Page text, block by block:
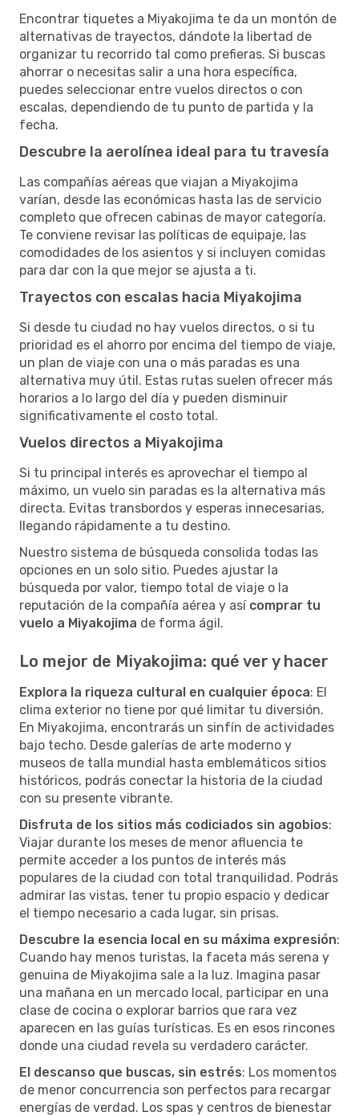
Encontrar tiquetes a Miyakojima te da un montón de
alternativas de trayectos, dándote la libertad de
organizar tu recorrido tal como prefieras. Si buscas
ahorrar o necesitas salir a una hora específica,
puedes seleccionar entre vuelos directos o con
escalas, dependiendo de tu punto de partida y la
fecha.
Descubre la aerolínea ideal para tu travesía
Las compañías aéreas que viajan a Miyakojima
varían, desde las económicas hasta las de servicio
completo que ofrecen cabinas de mayor categoría.
Te conviene revisar las políticas de equipaje, las
comodidades de los asientos y si incluyen comidas
para dar con la que mejor se ajusta a ti.
Trayectos con escalas hacia Miyakojima
Si desde tu ciudad no hay vuelos directos, o si tu
prioridad es el ahorro por encima del tiempo de viaje,
un plan de viaje con una o más paradas es una
alternativa muy útil. Estas rutas suelen ofrecer más
horarios a lo largo del día y pueden disminuir
significativamente el costo total.
Vuelos directos a Miyakojima
Si tu principal interés es aprovechar el tiempo al
máximo, un vuelo sin paradas es la alternativa más
directa. Evitas transbordos y esperas innecesarias,
llegando rápidamente a tu destino.
Nuestro sistema de búsqueda consolida todas las
opciones en un solo sitio. Puedes ajustar la
búsqueda por valor, tiempo total de viaje o la
reputación de la compañía aérea y así comprar tu
vuelo a Miyakojima de forma ágil.
Lo mejor de Miyakojima: qué ver y hacer
Explora la riqueza cultural en cualquier época: El
clima exterior no tiene por qué limitar tu diversión.
En Miyakojima, encontrarás un sinfín de actividades
bajo techo. Desde galerías de arte moderno y
museos de talla mundial hasta emblemáticos sitios
históricos, podrás conectar la historia de la ciudad
con su presente vibrante.
Disfruta de los sitios más codiciados sin agobios:
Viajar durante los meses de menor afluencia te
permite acceder a los puntos de interés más
populares de la ciudad con total tranquilidad. Podrás
admirar las vistas, tener tu propio espacio y dedicar
el tiempo necesario a cada lugar, sin prisas.
Descubre la esencia local en su máxima expresión:
Cuando hay menos turistas, la faceta más serena y
genuina de Miyakojima sale a la luz. Imagina pasar
una mañana en un mercado local, participar en una
clase de cocina o explorar barrios que rara vez
aparecen en las guías turísticas. Es en esos rincones
donde una ciudad revela su verdadero carácter.
El descanso que buscas, sin estrés: Los momentos
de menor concurrencia son perfectos para recargar
energías de verdad. Los spas y centros de bienestar